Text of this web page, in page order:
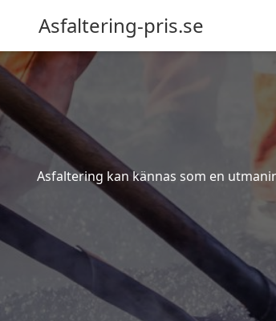
Asfaltering-pris.se
Asfaltering kan kännas som en